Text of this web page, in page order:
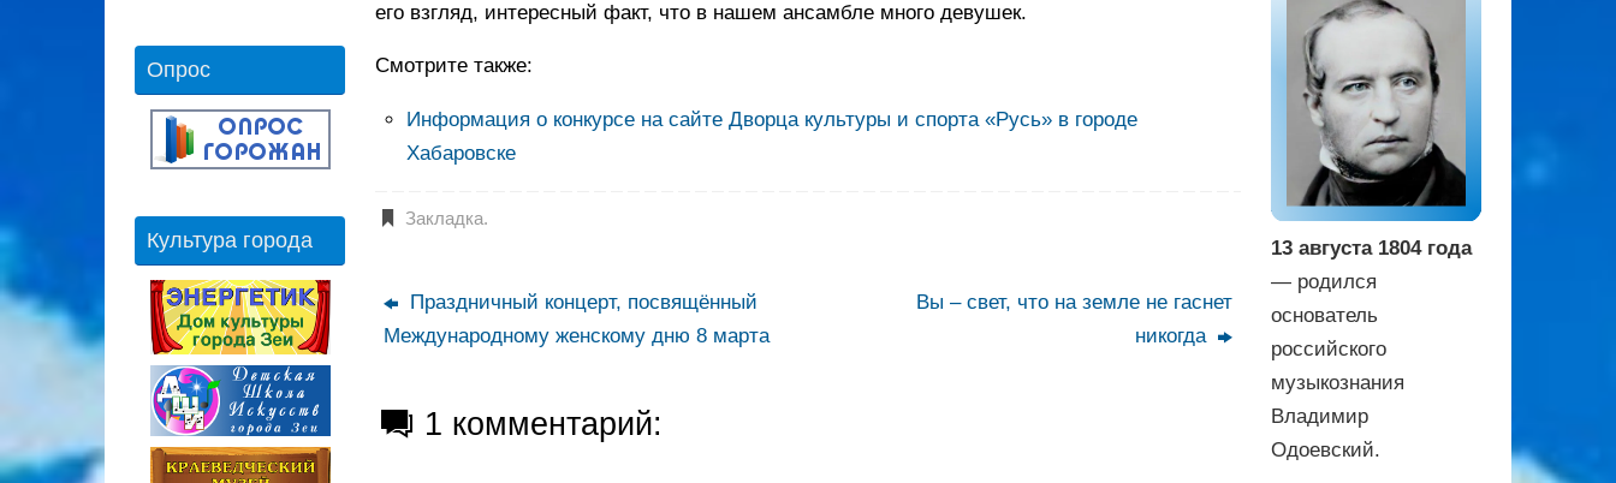
его взгляд, интересный факт, что в нашем ансамбле много девушек.
Смотрите также:
Информация о конкурсе на сайте Дворца культуры и спорта «Русь» в городе
Хабаровске
Закладка.
Праздничный концерт, посвящённый
Международному женскому дню 8 марта
Вы – свет, что на земле не гаснет
никогда
1 комментарий:
Опрос
Культура города
13 августа 1804 года
— родился
основатель
российского
музыкознания
Владимир
Одоевский.